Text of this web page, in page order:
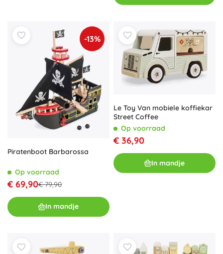
-13%
Piratenboot Barbarossa
Op voorraad
€ 69,90€ 79,90
In mandje
Le Toy Van mobiele koffiekar
Street Coffee
Op voorraad
€ 36,90
In mandje